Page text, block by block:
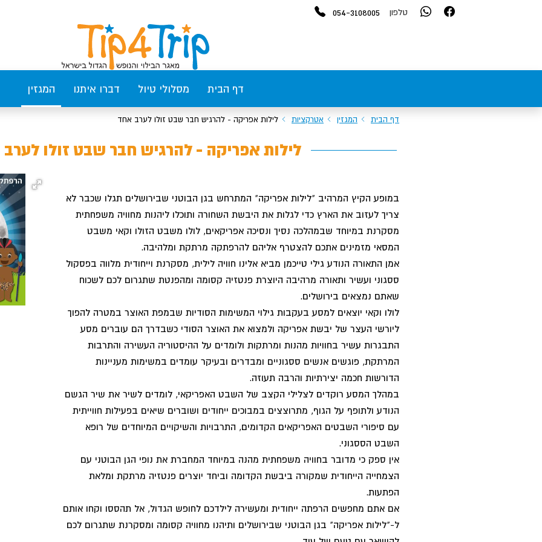
טלפון 054-3108005
דף הבית מסלולי טיול דברו איתנו המגזין
דף הבית המגזין אטרקציות לילות אפריקה - להרגיש חבר שבט זולו לערב אחד
לילות אפריקה - להרגיש חבר שבט זולו
במופע הקיץ המרהיב "לילות אפריקה" המתרחש בגן הבוטני שבירושלים תגלו שכבר לא
צריך לעזוב את הארץ כדי לגלות את היבשת השחורה ותוכלו ליהנות מחוויה משפחתית
מסקרנת במיוחד שבמהלכה נסיך ונסיכה אפריקאים, לולו משבט הזולו וקאי משבט
המסאי מזמינים אתכם להצטרף אליהם להרפתקה מרתקת ומלהיבה.
אמן התאורה הנודע גילי טייכמן מביא אלינו חוויה לילית, מסקרנת וייחודית מלווה בפסקול
ססגוני ועשיר ותאורה מרהיבה היוצרת פנטזיה קסומה ומהפנטת שתגרום לכם לשכוח
שאתם נמצאים בירושלים.
לולו וקאי יוצאים למסע בעקבות גילוי המשימות הסודיות שבמפת האוצר במטרה להפוך
ליורשי העצר של יבשת אפריקה ולמצוא את האוצר הסודי כשבדרך הם עוברים מסע
התבגרות עשיר בחוויות מהנות ומרתקות ולומדים על ההיסטוריה העשירה והתרבות
המרתקת, פוגשים אנשים ססגוניים ומבדרים ובעיקר עומדים במשימות מעניינות
הדורשות חכמה יצירתיות והרבה תעוזה.
במהלך המסע רוקדים לצלילי הקצב של השבט האפריקאי, לומדים לשיר את שיר הגשם
הנודע ולתופף על הגוף, מתרוצצים במבוכים ייחודים ושוברים שיאים בפעילות חווייתית
עם סיפורי השבטים האפריקאים הקדומים, התרבויות והשיקויים המיוחדים של רופא
השבט הססגוני.
אין ספק כי מדובר בחוויה משפחתית מהנה במיוחד המחברת את נופי הגן הבוטני עם
הצמחייה הייחודית שמקורה ביבשת הקדומה וביחד יוצרים פנטזיה מרתקת ומלאת
הפתעות.
אם אתם מחפשים הרפתה ייחודית ומעשירה לילדכם לחופש הגדול, אל תהססו וקחו אותם
ל-"לילות אפריקה" בגן הבוטני שבירושלים ותיהנו מחוויה קסומה ומסקרנת שתגרום לכם